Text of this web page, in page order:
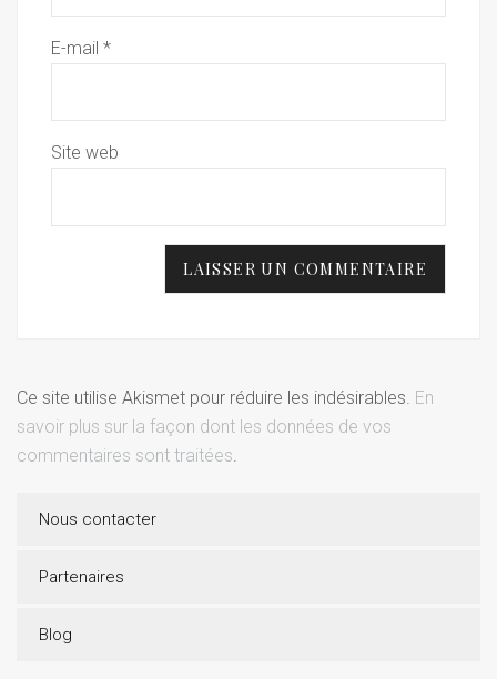
E-mail *
Site web
Ce site utilise Akismet pour réduire les indésirables. En
savoir plus sur la façon dont les données de vos
commentaires sont traitées.
Nous contacter
Partenaires
Blog